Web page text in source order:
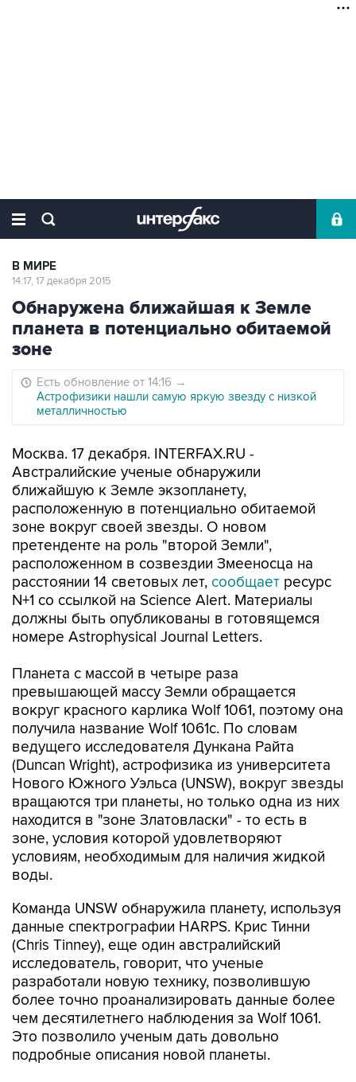
В МИРЕ
14:17, 17 декабря 2015
Обнаружена ближайшая к Земле
планета в потенциально обитаемой
зоне
Есть обновление от 14:16 →
Астрофизики нашли самую яркую звезду с низкой
металличностью
Москва. 17 декабря. INTERFAX.RU -
Австралийские ученые обнаружили
ближайшую к Земле экзопланету,
расположенную в потенциально обитаемой
зоне вокруг своей звезды. О новом
претенденте на роль "второй Земли",
расположенном в созвездии Змееносца на
расстоянии 14 световых лет, сообщает ресурс
N+1 со ссылкой на Science Alert. Материалы
должны быть опубликованы в готовящемся
номере Astrophysical Journal Letters.
Планета с массой в четыре раза
превышающей массу Земли обращается
вокруг красного карлика Wolf 1061, поэтому она
получила название Wolf 1061c. По словам
ведущего исследователя Дункана Райта
(Duncan Wright), астрофизика из университета
Нового Южного Уэльса (UNSW), вокруг звезды
вращаются три планеты, но только одна из них
находится в "зоне Златовласки" - то есть в
зоне, условия которой удовлетворяют
условиям, необходимым для наличия жидкой
воды.
Команда UNSW обнаружила планету, используя
данные спектрографии HARPS. Крис Тинни
(Chris Tinney), еще один австралийский
исследователь, говорит, что ученые
разработали новую технику, позволившую
более точно проанализировать данные более
чем десятилетнего наблюдения за Wolf 1061.
Это позволило ученым дать довольно
подробные описания новой планеты.